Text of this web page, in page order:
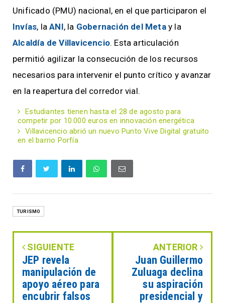
Unificado (PMU) nacional, en el que participaron el
Invías, laANI, la Gobernación del Metay la
Alcaldía de Villavicencio. Esta articulación
permitió agilizar la consecución de los recursos
necesarios para intervenir el punto crítico y avanzar
en la reapertura del corredor vial.
Estudiantes tienen hasta el 28 de agosto para
competir por 10.000 euros en innovación energética
Villavicencio abrió un nuevo Punto Vive Digital gratuito
en el barrio Porfía
TURISMO
SIGUIENTE
JEP revela
manipulación de
apoyo aéreo para
encubrir falsos
ANTERIOR
Juan Guillermo
Zuluaga declina
su aspiración
presidencial y